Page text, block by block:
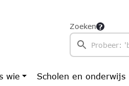
Zoeken
wie Scholen en onderwijs